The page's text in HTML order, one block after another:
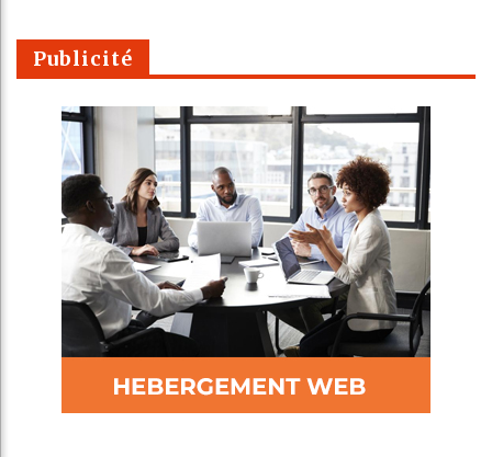
Publicité